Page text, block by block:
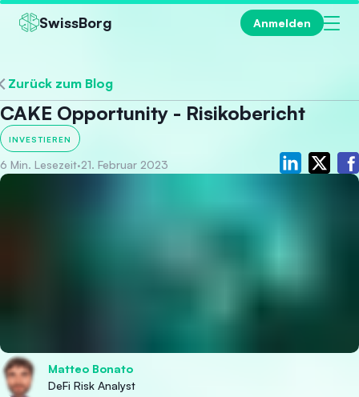
SwissBorg Anmelden
Zurück zum Blog
CAKE Opportunity - Risikobericht
INVESTIEREN
6 Min. Lesezeit·21. Februar 2023
Matteo Bonato
DeFi Risk Analyst